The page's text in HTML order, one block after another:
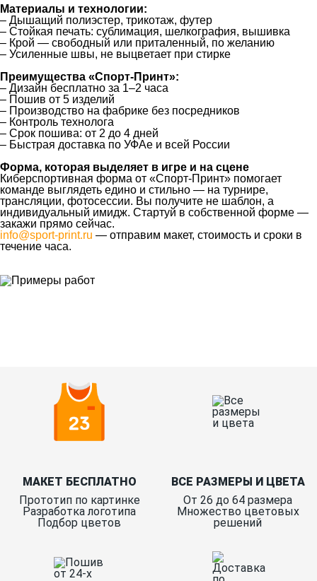
Материалы и технологии:
– Дышащий полиэстер, трикотаж, футер
– Стойкая печать: сублимация, шелкография, вышивка
– Крой — свободный или приталенный, по желанию
– Усиленные швы, не выцветает при стирке
Преимущества «Спорт‑Принт»:
– Дизайн бесплатно за 1–2 часа
– Пошив от 5 изделий
– Производство на фабрике без посредников
– Контроль технолога
– Срок пошива: от 2 до 4 дней
– Быстрая доставка по УФАе и всей России
Форма, которая выделяет в игре и на сцене
Киберспортивная форма от «Спорт‑Принт» помогает
команде выглядеть едино и стильно — на турнире,
трансляции, фотосессии. Вы получите не шаблон, а
индивидуальный имидж. Стартуй в собственной форме —
закажи прямо сейчас.
info@sport-print.ru — отправим макет, стоимость и сроки в
течение часа.
МАКЕТ БЕСПЛАТНО
Прототип по картинке
Разработка логотипа
Подбор цветов
ВСЕ РАЗМЕРЫ И ЦВЕТА
От 26 до 64 размера
Множество цветовых
решений